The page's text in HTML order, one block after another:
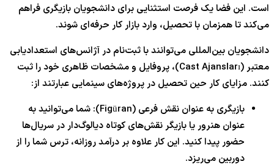
است. این فضا یک فرصت استثنایی برای دانشجویان بازیگری فراهم
می‌کند تا همزمان با تحصیل، وارد بازار کار حرفه‌ای شوند.
دانشجویان بین‌المللی می‌توانند با ثبت‌نام در آژانس‌های استعدادیابی
معتبر (Cast Ajansları)، پروفایل و مشخصات ظاهری خود را ثبت
کنند. مزایای کار حین تحصیل در پروژه‌های سینمایی عبارتند از:
بازیگری به عنوان نقش فرعی (Figüran): شما می‌توانید به
عنوان هنرور یا بازیگر نقش‌های کوتاه دیالوگ‌دار در سریال‌ها
حضور پیدا کنید. این کار علاوه بر درآمد روزانه، ترس شما را از
دوربین می‌ریزد.